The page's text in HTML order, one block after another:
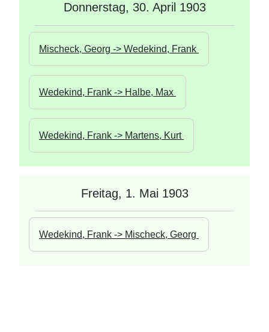
Donnerstag, 30. April 1903
Mischeck, Georg -> Wedekind, Frank
Wedekind, Frank -> Halbe, Max
Wedekind, Frank -> Martens, Kurt
Freitag, 1. Mai 1903
Wedekind, Frank -> Mischeck, Georg